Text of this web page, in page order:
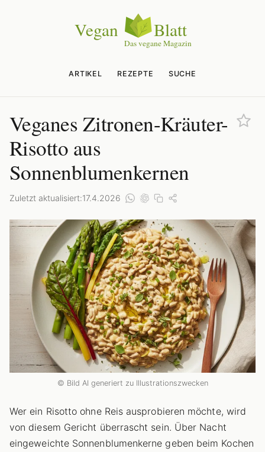
ARTIKEL REZEPTE SUCHE
Veganes Zitronen-Kräuter-
Risotto aus
Sonnenblumenkernen
Zuletzt aktualisiert:17.4.2026
© Bild AI generiert zu Illustrationszwecken
Wer ein Risotto ohne Reis ausprobieren möchte, wird
von diesem Gericht überrascht sein. Über Nacht
eingeweichte Sonnenblumenkerne geben beim Kochen